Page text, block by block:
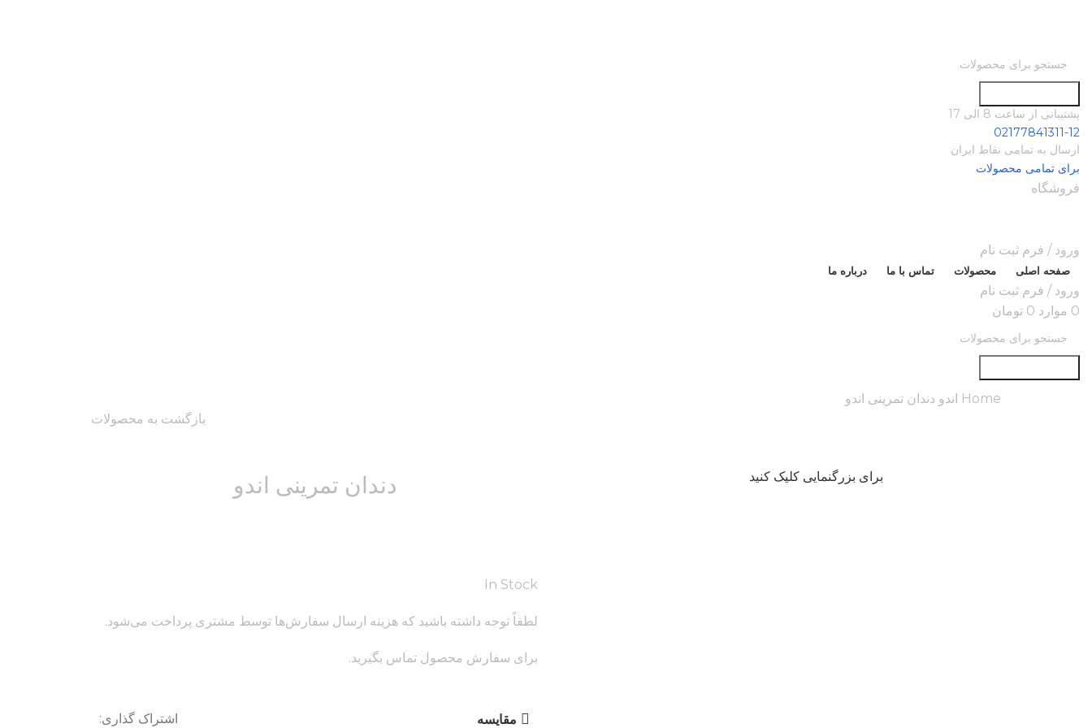
پشتیبانی از ساعت 8 الی 17
02177841311-12
ارسال به تمامی نقاط ایران
برای تمامی محصولات
فروشگاه
ورود / فرم ثبت نام
صفحه اصلی محصولات تماس با ما درباره ما
ورود / فرم ثبت نام
0 موارد 0 تومان
Home اندو دندان تمرینی اندو
بازگشت به محصولات
برای بزرگنمایی کلیک کنید دندان تمرینی اندو
In Stock
لطفاً توجه داشته باشید که هزینه ارسال سفارش‌ها توسط مشتری پرداخت می‌شود.
برای سفارش محصول تماس بگیرید.
مقایسه اشتراک گذاری: